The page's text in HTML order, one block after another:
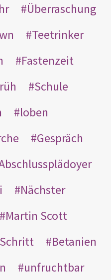
Überraschung
Teetrinker
Fastenzeit
Schule
loben
Gespräch
Nächster
Martin Scott
Schritt
Betanien
unfruchtbar